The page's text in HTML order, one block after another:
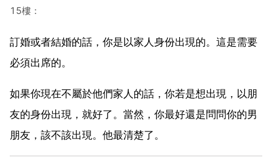
15樓：
訂婚或者結婚的話，你是以家人身份出現的。這是需要
必須出席的。
如果你現在不屬於他們家人的話，你若是想出現，以朋
友的身份出現，就好了。當然，你最好還是問問你的男
朋友，該不該出現。他最清楚了。